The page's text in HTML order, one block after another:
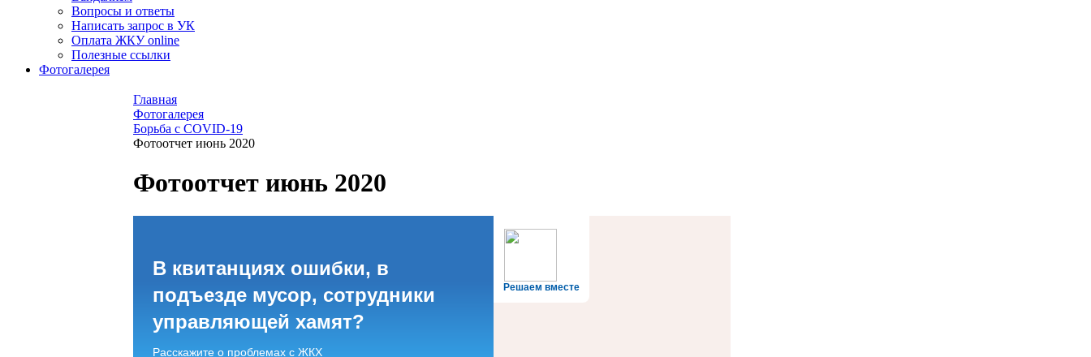
Вопросы и ответы
Написать запрос в УК
Оплата ЖКУ online
Полезные ссылки
Фотогалерея
Главная
Фотогалерея
Борьба с COVID-19
Фотоотчет июнь 2020
Фотоотчет июнь 2020
Решаем вместе
В квитанциях ошибки, в
подъезде мусор, сотрудники
управляющей хамят?
Расскажите о проблемах с ЖКХ